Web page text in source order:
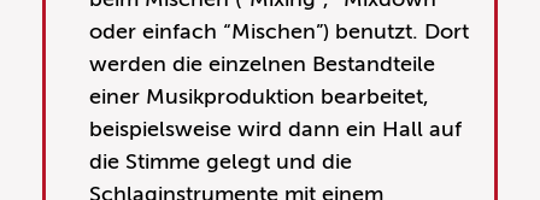
oder einfach “Mischen”) benutzt. Dort
werden die einzelnen Bestandteile
einer Musikproduktion bearbeitet,
beispielsweise wird dann ein Hall auf
die Stimme gelegt und die
Schlaginstrumente mit einem